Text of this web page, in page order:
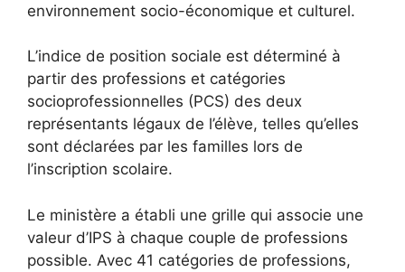
environnement socio-économique et culturel.
L’indice de position sociale est déterminé à
partir des professions et catégories
socioprofessionnelles (PCS) des deux
représentants légaux de l’élève, telles qu’elles
sont déclarées par les familles lors de
l’inscription scolaire.
Le ministère a établi une grille qui associe une
valeur d’IPS à chaque couple de professions
possible. Avec 41 catégories de professions,